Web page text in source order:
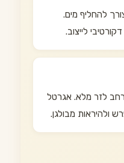
להחליף מים.
לייצוב.
לזר מלא. אגרטל
ולהיראות מבולגן.